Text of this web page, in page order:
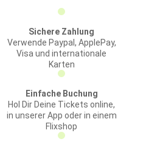
Sichere Zahlung
Verwende Paypal, ApplePay,
Visa und internationale
Karten
Einfache Buchung
Hol Dir Deine Tickets online,
in unserer App oder in einem
Flixshop